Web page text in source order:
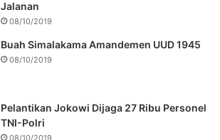
Jalanan
08/10/2019
Buah Simalakama Amandemen UUD 1945
08/10/2019
Pelantikan Jokowi Dijaga 27 Ribu Personel
TNI-Polri
08/10/2019